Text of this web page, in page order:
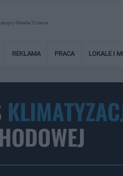
Miasta Tczewa
REKLAMA PRACA LOKALE I